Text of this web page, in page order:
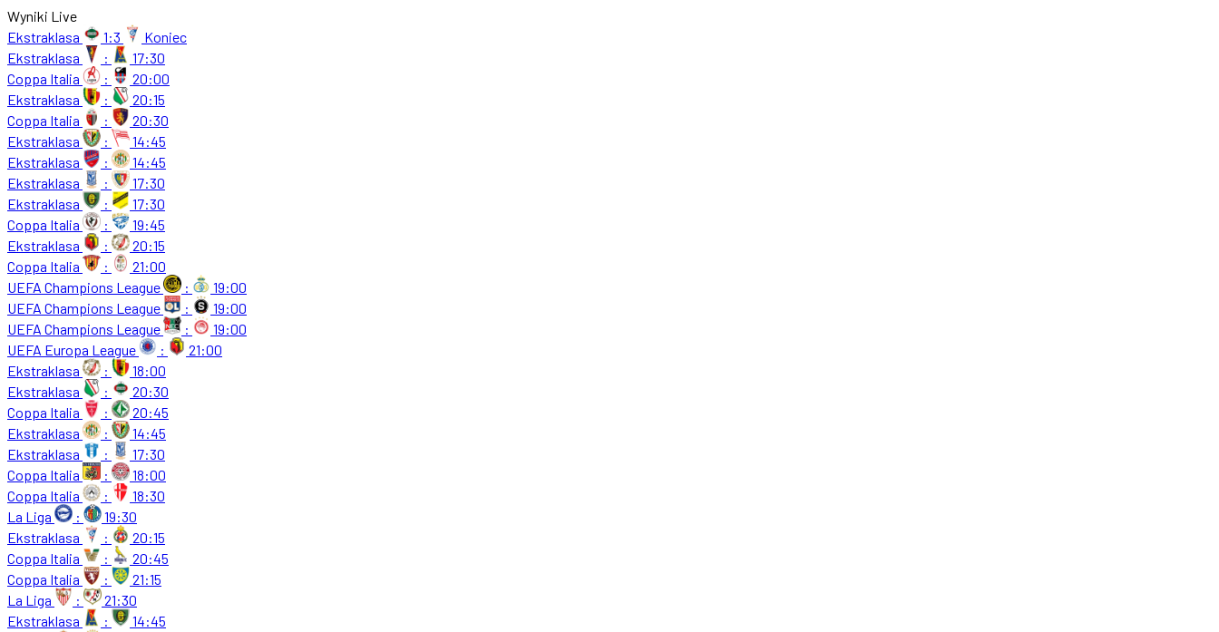
Wyniki Live
Ekstraklasa
1:3
Koniec
Ekstraklasa
:
17:30
Coppa Italia
:
20:00
Ekstraklasa
:
20:15
Coppa Italia
:
20:30
Ekstraklasa
:
14:45
Ekstraklasa
:
14:45
Ekstraklasa
:
17:30
Ekstraklasa
:
17:30
Coppa Italia
:
19:45
Ekstraklasa
:
20:15
Coppa Italia
:
21:00
UEFA Champions League
:
19:00
UEFA Champions League
:
19:00
UEFA Champions League
:
19:00
UEFA Europa League
:
21:00
Ekstraklasa
:
18:00
Ekstraklasa
:
20:30
Coppa Italia
:
20:45
Ekstraklasa
:
14:45
Ekstraklasa
:
17:30
Coppa Italia
:
18:00
Coppa Italia
:
18:30
La Liga
:
19:30
Ekstraklasa
:
20:15
Coppa Italia
:
20:45
Coppa Italia
:
21:15
La Liga
:
21:30
Ekstraklasa
:
14:45